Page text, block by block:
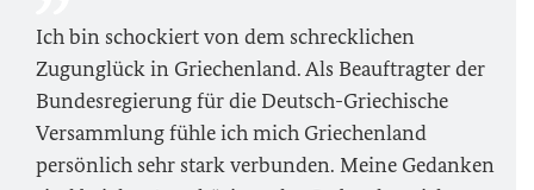
Ich bin schockiert von dem schrecklichen
Zugunglück in Griechenland. Als Beauftragter der
Bundesregierung für die Deutsch-Griechische
Versammlung fühle ich mich Griechenland
persönlich sehr stark verbunden. Meine Gedanken